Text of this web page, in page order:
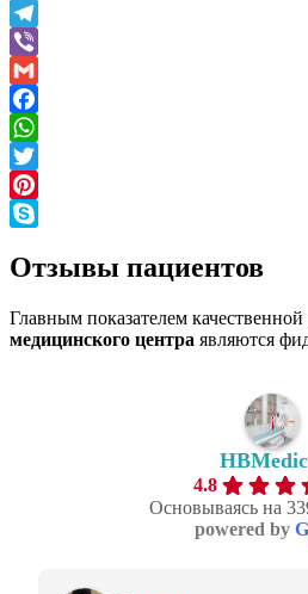
Telegram
Viber
Gmail
Facebook
WhatsApp
Twitter
Pinterest
Отзывы пациентов
Главным показателем
медицинского центра являются
4.8
Основываясь на
powered by G